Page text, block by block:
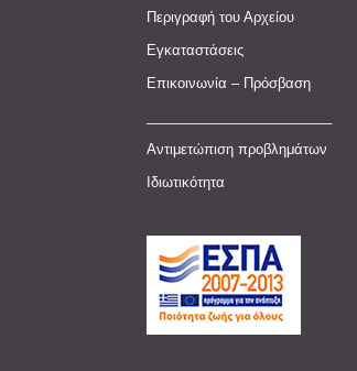
Περιγραφή του Αρχείου
Εγκαταστάσεις
Επικοινωνία – Πρόσβαση
Αντιμετώπιση προβλημάτων
Ιδιωτικότητα